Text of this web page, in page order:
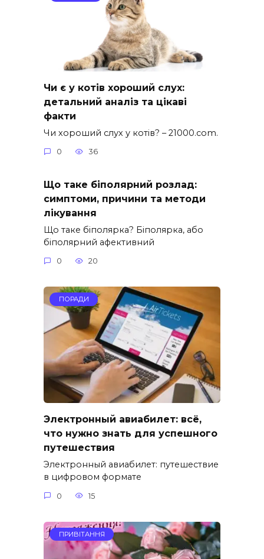
Чи є у котів хороший слух:
детальний аналіз та цікаві
факти
Чи хороший слух у котів? – 21000.com.
0 36
Що таке біполярний розлад:
симптоми, причини та методи
лікування
Що таке біполярка? Біполярка, або
біполярний афективний
0 20
ПОРАДИ
Электронный авиабилет: всё,
что нужно знать для успешного
путешествия
Электронный авиабилет: путешествие
в цифровом формате
0 15
ПРИВІТАННЯ